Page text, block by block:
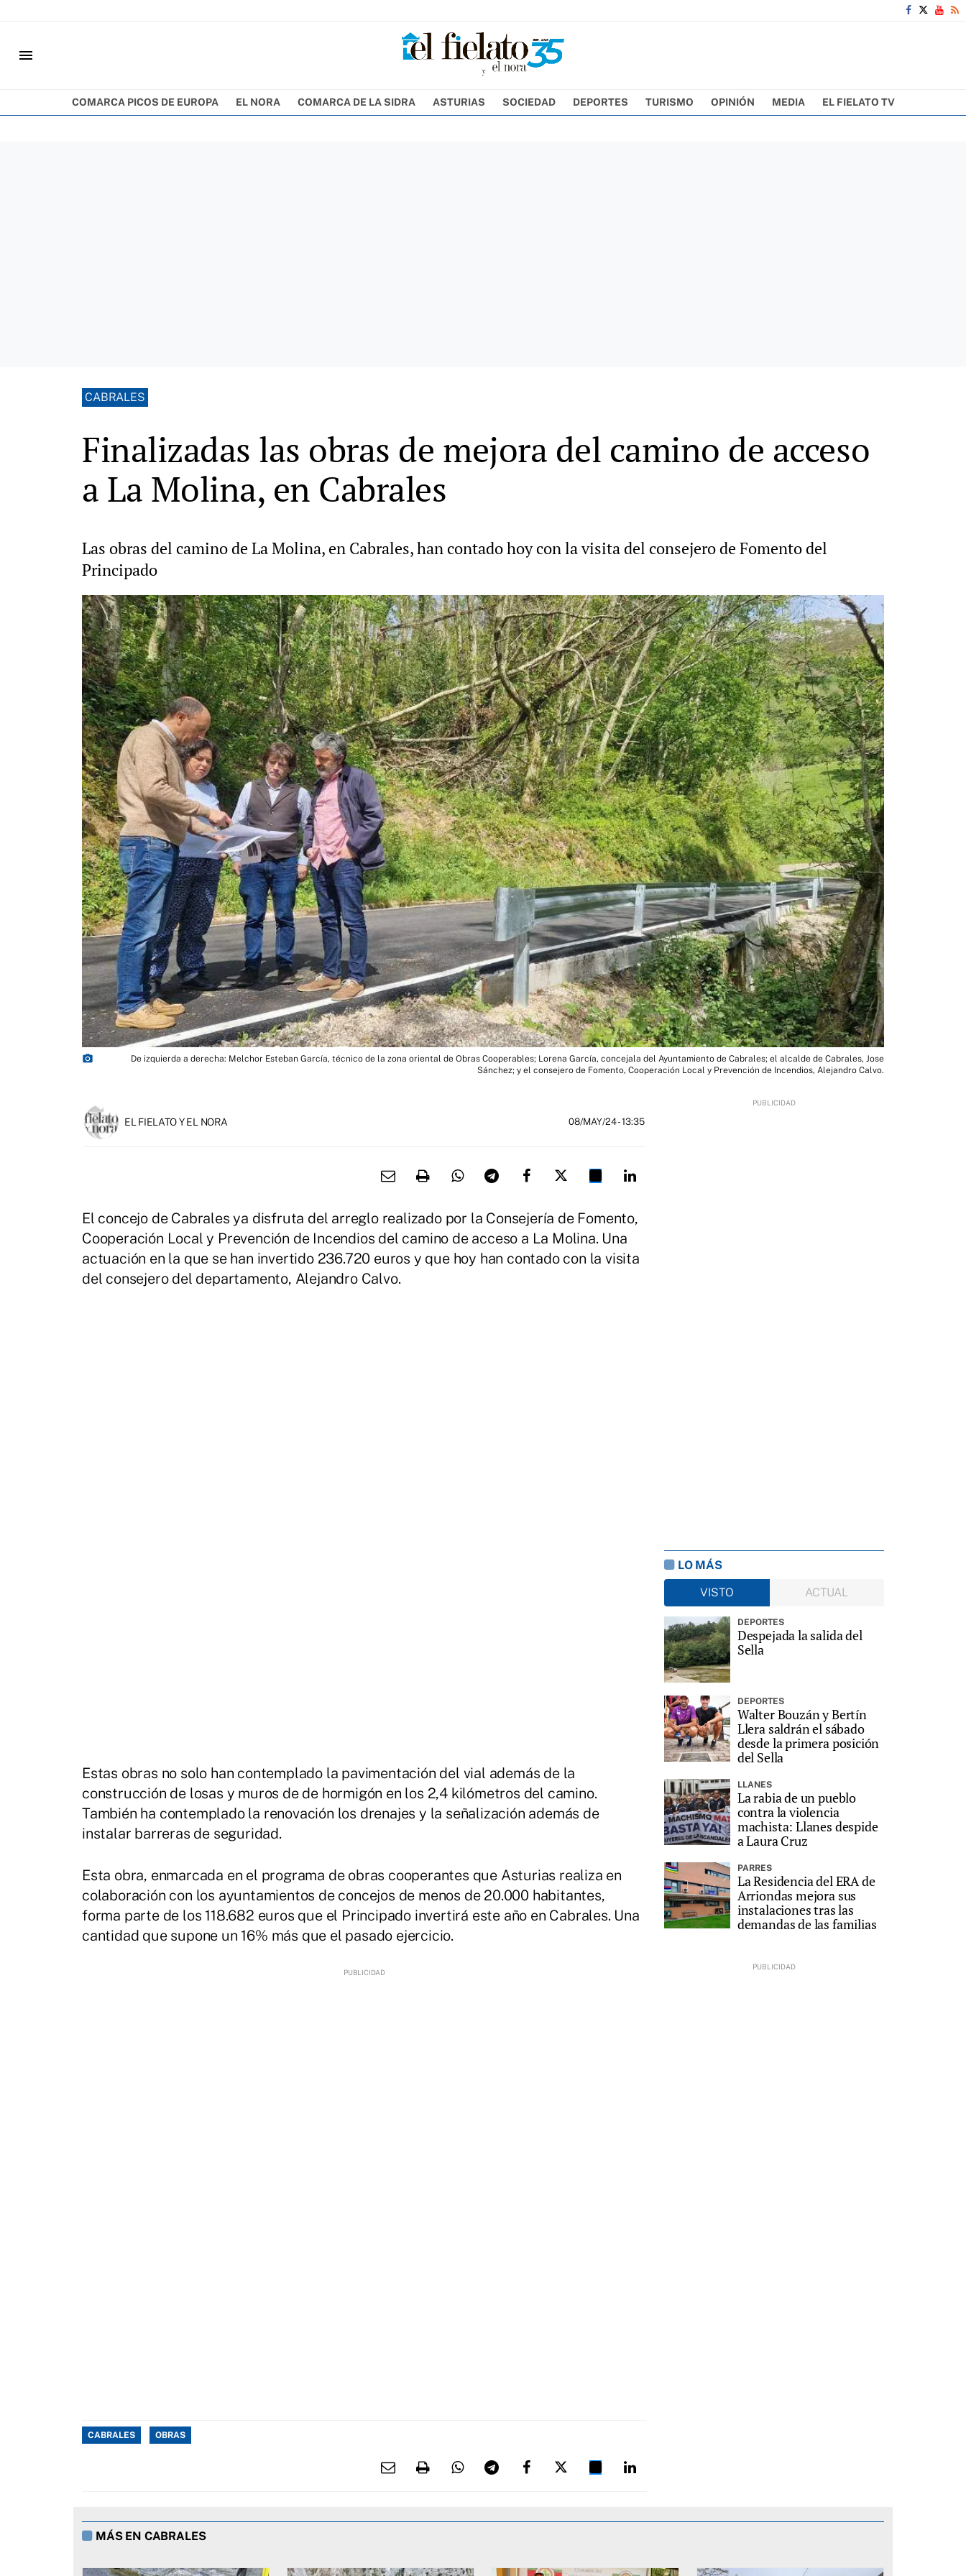
menu
COMARCA PICOS DE EUROPA EL NORA COMARCA DE LA SIDRA ASTURIAS SOCIEDAD DEPORTES TURISMO OPINIÓN MEDIA EL FIELATO TV
CABRALES
Finalizadas las obras de mejora del camino de acceso
a La Molina, en Cabrales
Las obras del camino de La Molina, en Cabrales, han contado hoy con la visita del consejero de Fomento del
Principado
photo_camera
De izquierda a derecha: Melchor Esteban García, técnico de la zona oriental de Obras Cooperables; Lorena García, concejala del Ayuntamiento de Cabrales; el alcalde de Cabrales, Jose
Sánchez; y el consejero de Fomento, Cooperación Local y Prevención de Incendios, Alejandro Calvo.
EL FIELATO Y EL NORA 08/MAY/24- 13:35
El concejo de Cabrales ya disfruta del arreglo realizado por la Consejería de Fomento,
Cooperación Local y Prevención de Incendios del camino de acceso a La Molina. Una
actuación en la que se han invertido 236.720 euros y que hoy han contado con la visita
del consejero del departamento, Alejandro Calvo.
Estas obras no solo han contemplado la pavimentación del vial además de la
construcción de losas y muros de de hormigón en los 2,4 kilómetros del camino.
También ha contemplado la renovación los drenajes y la señalización además de
instalar barreras de seguridad.
Esta obra, enmarcada en el programa de obras cooperantes que Asturias realiza en
colaboración con los ayuntamientos de concejos de menos de 20.000 habitantes,
forma parte de los 118.682 euros que el Principado invertirá este año en Cabrales. Una
cantidad que supone un 16% más que el pasado ejercicio.
CABRALES OBRAS
LO MÁS
VISTO
ACTUAL
DEPORTES
Despejada la salida del
Sella
DEPORTES
Walter Bouzán y Bertín
Llera saldrán el sábado
desde la primera posición
del Sella
LLANES
La rabia de un pueblo
contra la violencia
machista: Llanes despide
a Laura Cruz
PARRES
La Residencia del ERA de
Arriondas mejora sus
instalaciones tras las
demandas de las familias
MÁS EN CABRALES